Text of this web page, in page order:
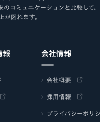
コミュニケーションと比較して
図れます。
報 会社情報
会社概要
採用情報
プライバシーポリ